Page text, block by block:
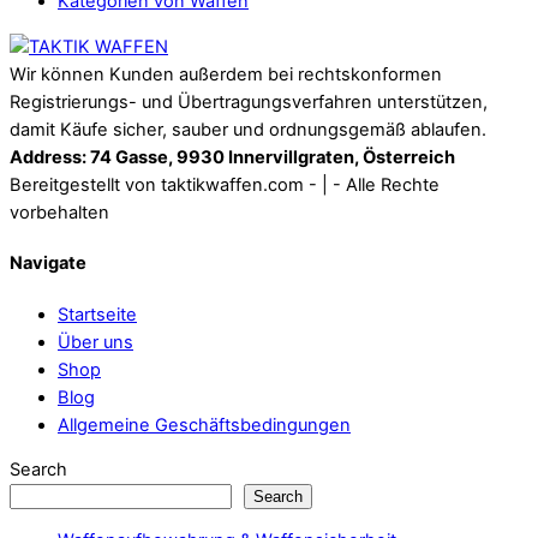
Back
To
Top
Wir können Kunden außerdem bei rechtskonformen
Registrierungs- und Übertragungsverfahren unterstützen,
damit Käufe sicher, sauber und ordnungsgemäß ablaufen.
Address: 74 Gasse, 9930 Innervillgraten, Österreich
Bereitgestellt von taktikwaffen.com - | - Alle Rechte
vorbehalten
Navigate
Startseite
Über uns
Shop
Blog
Allgemeine Geschäftsbedingungen
Search
Search